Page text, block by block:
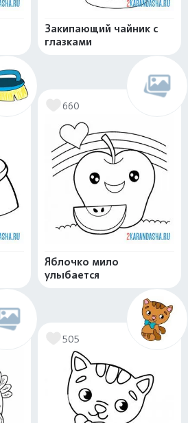
Закипающий чайник с
глазками
660
Яблочко мило
улыбается
505